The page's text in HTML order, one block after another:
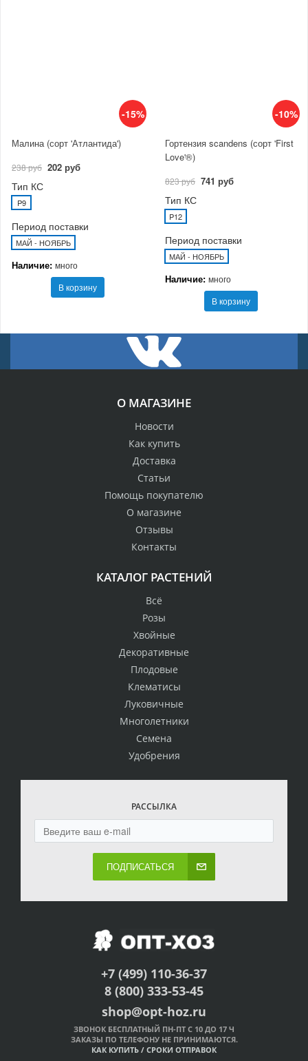
-15%
Малина (сорт 'Атлантида')
238 руб 202 руб
Тип КС
P9
Период поставки
МАЙ - НОЯБРЬ
Наличие: много
В корзину
-10%
Гортензия scandens (сорт 'First
Love'®)
823 руб 741 руб
Тип КС
P12
Период поставки
МАЙ - НОЯБРЬ
Наличие: много
В корзину
О МАГАЗИНЕ
Новости
Как купить
Доставка
Статьи
Помощь покупателю
О магазине
Отзывы
Контакты
КАТАЛОГ РАСТЕНИЙ
Всё
Розы
Хвойные
Декоративные
Плодовые
Клематисы
Луковичные
Многолетники
Семена
Удобрения
РАССЫЛКА
ПОДПИСАТЬСЯ
+7 (499) 110-36-37
8 (800) 333-53-45
shop@opt-hoz.ru
ЗВОНОК БЕСПЛАТНЫЙ ПН-ПТ С 10 ДО 17 Ч
ЗАКАЗЫ ПО ТЕЛЕФОНУ НЕ ПРИНИМАЮТСЯ.
КАК КУПИТЬ / СРОКИ ОТПРАВОК